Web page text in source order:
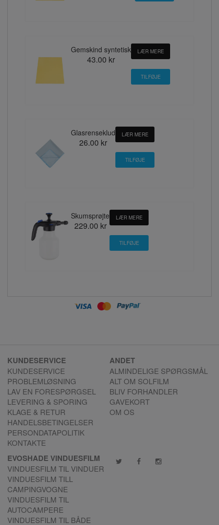
Gemskind syntetisk
43.00 kr
LÆR MERE
Glasrenseklud
26.00 kr
LÆR MERE
Skumsprøjte
229.00 kr
LÆR MERE
KUNDESERVICE
KUNDESERVICE
PROBLEMLØSNING
LAV EN FORESPØRGSEL
LEVERING & SPORING
KLAGE & RETUR
HANDELSBETINGELSER
PERSONDATAPOLITIK
KONTAKTE
ANDET
ALMINDELIGE SPØRGSMÅL
ALT OM SOLFILM
BLIV FORHANDLER
GAVEKORT
OM OS
EVOSHADE VINDUESFILM
VINDUESFILM TIL VINDUER
VINDUESFILM TILL
CAMPINGVOGNE
VINDUESFILM TIL
AUTOCAMPERE
VINDUESFILM TIL BÅDE